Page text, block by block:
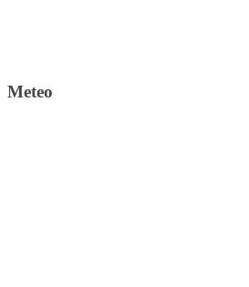
Meteo